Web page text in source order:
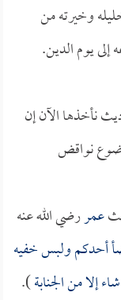
وخيرته من
إلى يوم الدين.
نأخذها الآن إن
نواقض
عمررضي الله عنه
أحدكم ولبس خفيه
إلا من الجنابة).